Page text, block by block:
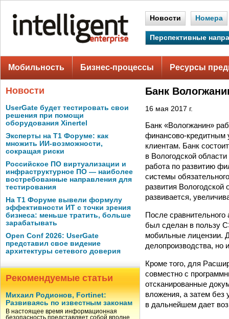
Новости Номера
Перспективные
Мобильность Бизнес-процессы Ресурсы
Новости
UserGate будет тестировать свои
решения при помощи
оборудования Xinertel
Эксперты на Т1 Форуме: как
множить ИИ-возможности,
сокращая риски
Российское ПО виртуализации и
инфраструктурное ПО — наиболее
востребованные направления для
тестирования
На Т1 Форуме вывели формулу
эффективности ИТ с точки зрения
бизнеса: меньше тратить, больше
зарабатывать
Open Conf 2026: UserGate
представил свое видение
архитектуры сетевого доверия
Рекомендуемые статьи
Михаил Родионов, Fortinet:
Развиваясь по известным законам
В настоящее время информационная
безопасность представляет собой вполне
Банк
16 мая 2017 г.
Банк «Вологжанин»
финансово-кредитным
клиентам. Банк
в Вологодской
работа по развитию
системы
развития
развивается,
После
был сделан в пользу
мобильные лицензии.
делопроизводства, но
Кроме того, для
совместно с
отсканированные
вложения, а затем без
в дальнейшем дает